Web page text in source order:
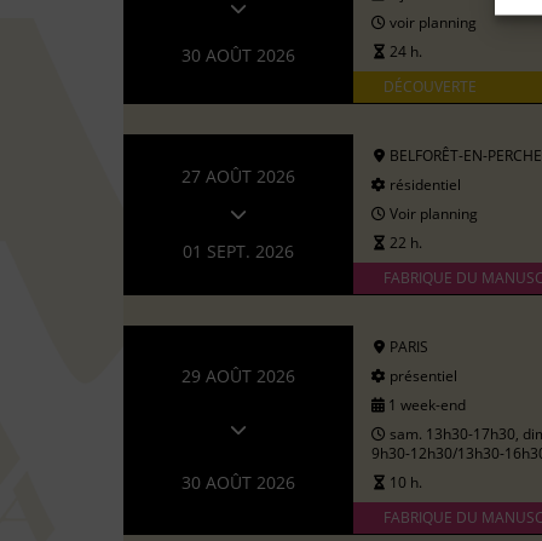
30 AOÛT 2026
voir planning
24 h.
DÉCOUVERTE
27 AOÛT 2026
01 SEPT. 2026
BELFORÊT-EN-PERCHE
résidentiel
Voir planning
22 h.
FABRIQUE DU
29 AOÛT 2026
30 AOÛT 2026
PARIS
présentiel
1 week-end
sam. 13h30-17h30,
9h30-12h30/13h30-
10 h.
FABRIQUE DU